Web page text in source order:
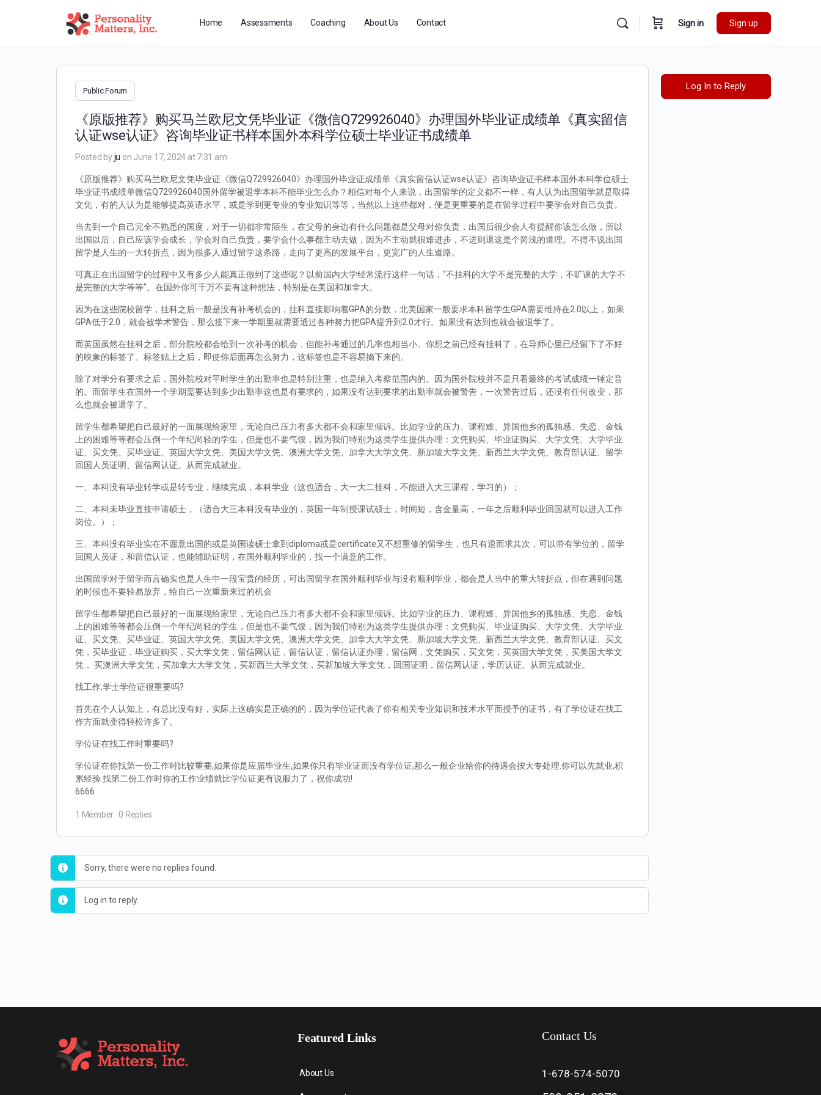
Home Assessments Coaching About Us Contact Sign in Sign up
Public Forum
《原版推荐》购买马兰欧尼文凭毕业证《微信Q729926040》办理国外毕业证成绩单《真实留信
认证wse认证》咨询毕业证书样本国外本科学位硕士毕业证书成绩单
Posted byju on June 17, 2024 at 7:31 am
《原版推荐》购买马兰欧尼文凭毕业证《微信Q729926040》办理国外毕业证成绩单《真实留信认证wse认证》咨询毕业证书样本国外本科学位硕士
毕业证书成绩单微信Q729926040国外留学被退学本科不能毕业怎么办？相信对每个人来说，出国留学的定义都不一样，有人认为出国留学就是取得
文凭，有的人认为是能够提高英语水平，或是学到更专业的专业知识等等，当然以上这些都对，便是更重要的是在留学过程中要学会对自己负责。
当去到一个自己完全不熟悉的国度，对于一切都非常陌生，在父母的身边有什么问题都是父母对你负责，出国后很少会人有提醒你该怎么做，所以
出国以后，自己应该学会成长，学会对自己负责，要学会什么事都主动去做，因为不主动就很难进步，不进则退这是个简浅的道理。不得不说出国
留学是人生的一大转折点，因为很多人通过留学这条路，走向了更高的发展平台，更宽广的人生道路。
可真正在出国留学的过程中又有多少人能真正做到了这些呢？以前国内大学经常流行这样一句话，“不挂科的大学不是完整的大学，不旷课的大学不
是完整的大学等等”。在国外你可千万不要有这种想法，特别是在美国和加拿大。
因为在这些院校留学，挂科之后一般是没有补考机会的，挂科直接影响着GPA的分数，北美国家一般要求本科留学生GPA需要维持在2.0以上，如果
GPA低于2.0，就会被学术警告，那么接下来一学期里就需要通过各种努力把GPA提升到2.0才行。如果没有达到也就会被退学了。
而英国虽然在挂科之后，部分院校都会给到一次补考的机会，但能补考通过的几率也相当小。你想之前已经有挂科了，在导师心里已经留下了不好
的映象的标签了。标签贴上之后，即使你后面再怎么努力，这标签也是不容易摘下来的。
除了对学分有要求之后，国外院校对平时学生的出勤率也是特别注重，也是纳入考察范围内的。因为国外院校并不是只看最终的考试成绩一锤定音
的。而留学生在国外一个学期需要达到多少出勤率这也是有要求的，如果没有达到要求的出勤率就会被警告，一次警告过后，还没有任何改变，那
么也就会被退学了。
留学生都希望把自己最好的一面展现给家里，无论自己压力有多大都不会和家里倾诉。比如学业的压力、课程难、异国他乡的孤独感、失恋、金钱
上的困难等等都会压倒一个年纪尚轻的学生，但是也不要气馁，因为我们特别为这类学生提供办理：文凭购买、毕业证购买、大学文凭、大学毕业
证、买文凭、买毕业证、英国大学文凭、美国大学文凭、澳洲大学文凭、加拿大大学文凭、新加坡大学文凭、新西兰大学文凭、教育部认证、留学
回国人员证明、留信网认证。从而完成就业。
一、本科没有毕业转学或是转专业，继续完成，本科学业（这也适合，大一大二挂科，不能进入大三课程，学习的）；
二、本科未毕业直接申请硕士，（适合大三本科没有毕业的，英国一年制授课试硕士，时间短，含金量高，一年之后顺利毕业回国就可以进入工作
岗位。）；
三、本科没有毕业实在不愿意出国的或是英国读硕士拿到diploma或是certificate又不想重修的留学生，也只有退而求其次，可以带有学位的，留学
回国人员证，和留信认证，也能辅助证明，在国外顺利毕业的，找一个满意的工作。
出国留学对于留学而言确实也是人生中一段宝贵的经历，可出国留学在国外顺利毕业与没有顺利毕业，都会是人当中的重大转折点，但在遇到问题
的时候也不要轻易放弃，给自己一次重新来过的机会
留学生都希望把自己最好的一面展现给家里，无论自己压力有多大都不会和家里倾诉。比如学业的压力、课程难、异国他乡的孤独感、失恋、金钱
上的困难等等都会压倒一个年纪尚轻的学生，但是也不要气馁，因为我们特别为这类学生提供办理：文凭购买、毕业证购买、大学文凭、大学毕业
证、买文凭、买毕业证、英国大学文凭、美国大学文凭、澳洲大学文凭、加拿大大学文凭、新加坡大学文凭、新西兰大学文凭、教育部认证、买文
凭，买毕业证，毕业证购买，买大学文凭，留信网认证，留信认证，留信认证办理，留信网，文凭购买，买文凭，买英国大学文凭，买美国大学文
凭， 买澳洲大学文凭，买加拿大大学文凭，买新西兰大学文凭，买新加坡大学文凭，回国证明，留信网认证，学历认证。从而完成就业。
找工作,学士学位证很重要吗?
首先在个人认知上，有总比没有好，实际上这确实是正确的的，因为学位证代表了你有相关专业知识和技术水平而授予的证书，有了学位证在找工
作方面就变得轻松许多了。
学位证在找工作时重要吗?
学位证在你找第一份工作时比较重要,如果你是应届毕业生,如果你只有毕业证而没有学位证,那么一般企业给你的待遇会按大专处理.你可以先就业,积
累经验.找第二份工作时你的工作业绩就比学位证更有说服力了，祝你成功!
6666
1 Member · 0 Replies
Sorry, there were no replies found.
Log in to reply.
Log In to Reply
Featured Links
About Us
Contact Us
1-678-574-5070